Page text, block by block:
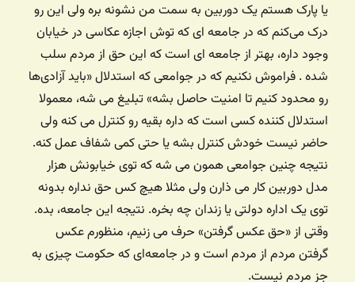
یا پارک هستم یک دوربین به سمت من نشونه بره ولی این رو
درک می‌کنم که در جامعه ای که توش اجازه عکاسی در خیابان
وجود داره، بهتر از جامعه ای است که این حق از مردم سلب
شده . فراموش نکنیم که در جوامعی که استدلال «باید آزادی‌ها
رو محدود کنیم تا امنیت حاصل بشه» تبلیغ می شه، معمولا
استدلال کننده کسی است که داره بقیه رو کنترل می کنه ولی
حاضر نیست خودش کنترل بشه یا حتی کمی شفاف عمل کنه.
نتیجه چنین جوامعی همون می شه که توی خیابونش هزار
مدل دوربین کار می ذارن ولی مثلا هیچ کس حق نداره بدونه
توی یک اداره دولتی یا زندان چه بخره. نتیجه این جامعه، بده.
وقتی از «حق عکس گرفتن» حرف می زنیم، منظورم عکس
گرفتن مردم از مردم است و در جامعه‌ای که حکومت چیزی به
جز مردم نیست.